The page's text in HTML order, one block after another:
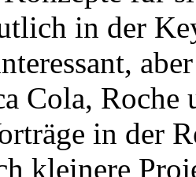
in der
Cola,
in der
kleinere